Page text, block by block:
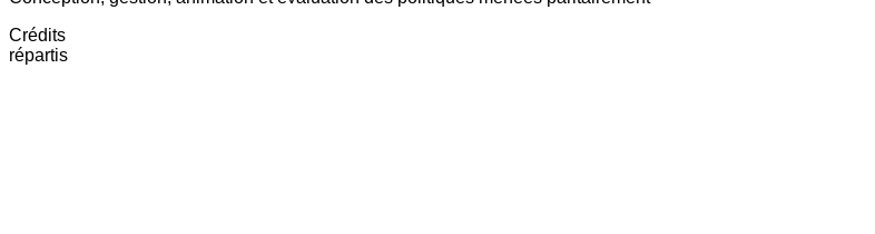
Crédits
répartis